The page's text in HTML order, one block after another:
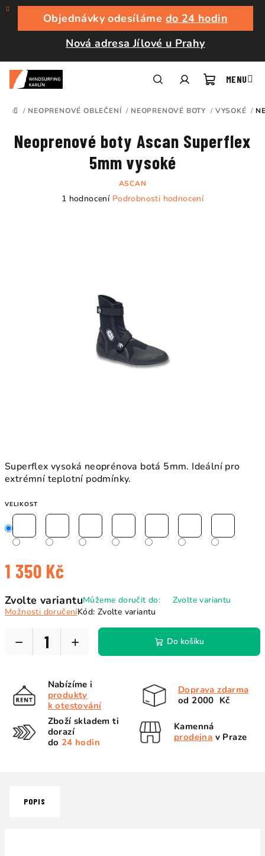
Přejít
obsah
Objednávky odesíláme do 24 hodin
Nová adresa Jílové u Prahy
košík
DOMŮ
/ NEOPRENOVÉ OBLEČENÍ / NEOPRENOVÉ BOTY / VYSOKÉ /
Superflex vysoká neoprénova botá 5mm. Ideální pro
extrémní teplotní podmínky.
VELIKOST
1 350 Kč
cena:
Zvolte variantuMůžeme doručit do:
Zvolte variantu
Možnosti doručeníKód: Zvolte variantu
+
− Do košíku
Neoprenové boty Ascan Superflex
5mm vysoké
ASCAN
Průměrné
1 hodnocení Podrobnosti hodnocení
Nabízíme i
produkty
k otestování
Doprava zdarma
od 2000 Kč
Zboží skladem ti
dorazí
do 24 hodin
Kamenná
prodejna v Praze
POPIS